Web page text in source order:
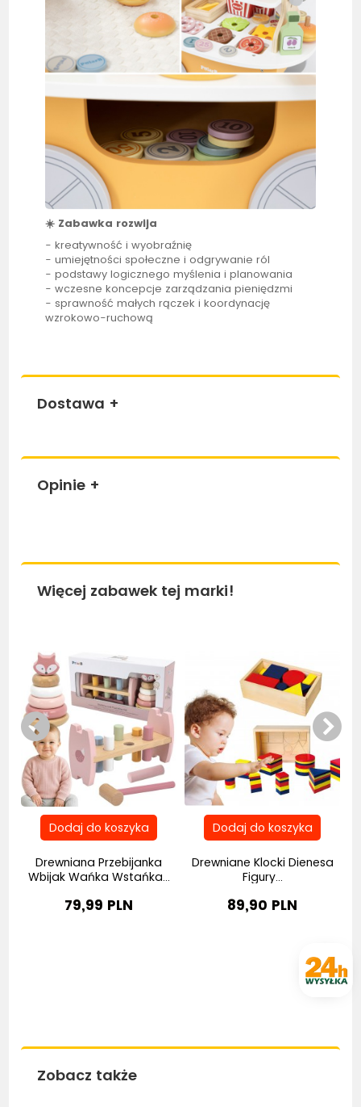
☀️ Zabawka rozwija
- kreatywność i wyobraźnię
- umiejętności społeczne i odgrywanie ról
- podstawy logicznego myślenia i planowania
- wczesne koncepcje zarządzania pieniędzmi
- sprawność małych rączek i koordynację
wzrokowo-ruchową
Dostawa +
Opinie +
Więcej zabawek tej marki!
Drewniana Przebijanka
Wbijak Wańka Wstańka...
79,99 PLN
Drewniane Klocki Dienesa
Figury...
89,90 PLN
Zobacz także